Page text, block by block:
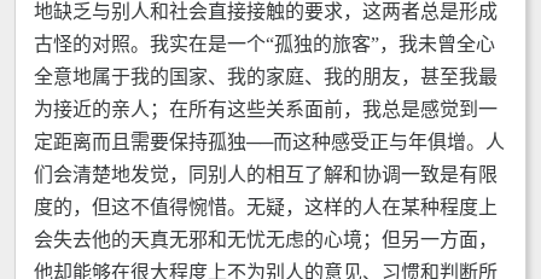
地缺乏与别人和社会直接接触的要求，这两者总是形成
古怪的对照。我实在是一个“孤独的旅客”，我未曾全心
全意地属于我的国家、我的家庭、我的朋友，甚至我最
为接近的亲人；在所有这些关系面前，我总是感觉到一
定距离而且需要保持孤独──而这种感受正与年俱增。人
们会清楚地发觉，同别人的相互了解和协调一致是有限
度的，但这不值得惋惜。无疑，这样的人在某种程度上
会失去他的天真无邪和无忧无虑的心境；但另一方面，
他却能够在很大程度上不为别人的意见、习惯和判断所